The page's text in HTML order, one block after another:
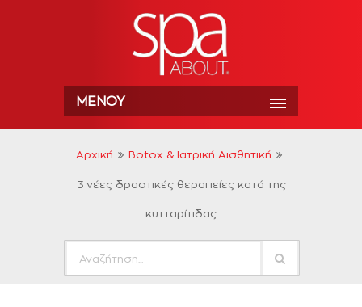
ΜΕΝΟΎ
Αρχική Botox & Ιατρική Αισθητική
3 νέες δραστικές θεραπείες κατά της
κυτταρίτιδας